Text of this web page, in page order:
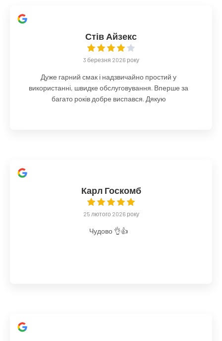
Стів Айзекс
3 березня 2026 року
Дуже гарний смак і надзвичайно простий у
використанні, швидке обслуговування. Вперше за
багато років добре виспався. Дякую
Карл Госкомб
25 лютого 2026 року
Чудово 👌👍